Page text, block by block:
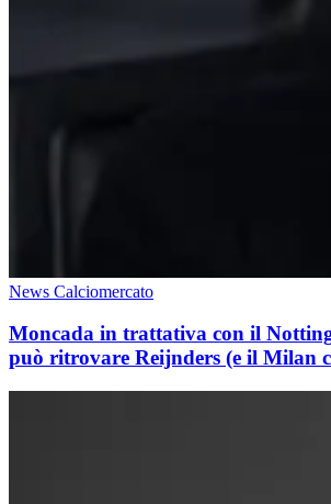
News Calciomercato
Moncada in trattativa con il
può ritrovare Reijnders (e il Milan